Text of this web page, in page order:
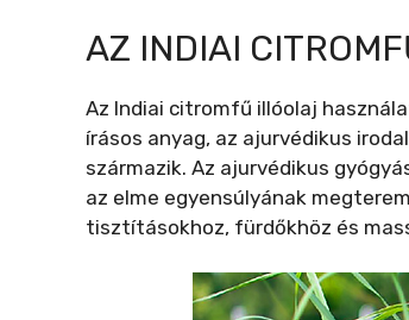
AZ INDIAI
Az Indiai citromfű illóolaj
írásos anyag, az ajurvédikus
származik. Az ajurvédikus
az elme egyensúlyának
tisztításokhoz, fürdőkhöz és